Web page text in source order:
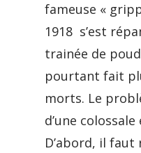
fameuse «
1918 s’est
trainée de
pourtant fait
morts. Le
d’une
D’abord, il